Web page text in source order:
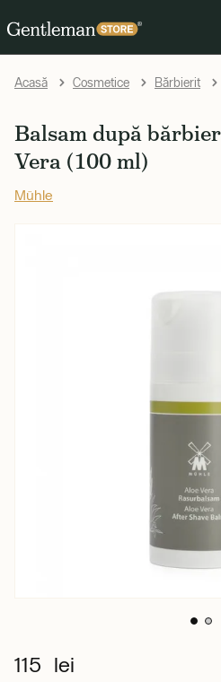
Acasă Cosmetice Bărbierit
Balsam după
Vera (100 ml)
Mühle
115 lei